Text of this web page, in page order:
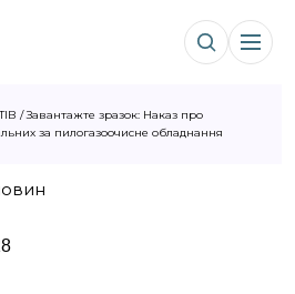
/Завантажте зразок: Наказ про
за пилогазоочисне обладнання